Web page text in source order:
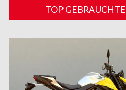
TOP GEBRAUCHTE